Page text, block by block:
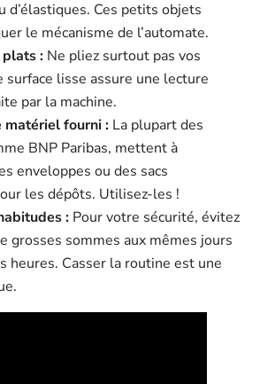
d’élastiques. Ces petits objets
le mécanisme de l’automate.
: Ne pliez surtout pas vos
surface lisse assure une lecture
par la machine.
matériel fourni : La plupart des
BNP Paribas, mettent à
enveloppes ou des sacs
les dépôts. Utilisez-les !
: Pour votre sécurité, évitez
grosses sommes aux mêmes jours
heures. Casser la routine est une